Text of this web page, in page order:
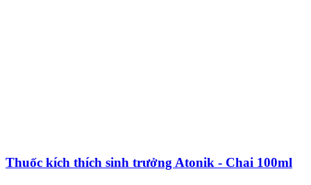
Thuốc kích thích sinh trưởng Atonik - Chai 100ml